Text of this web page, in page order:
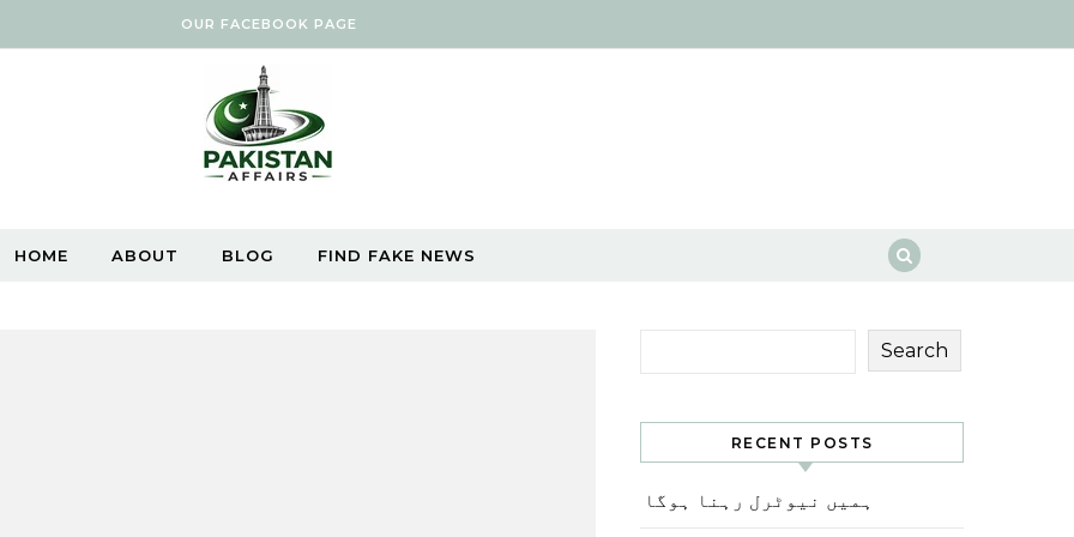
OUR FACEBOOK PAGE
HOME ABOUT BLOG FIND FAKE NEWS
Search
RECENT POSTS
ہمیں نیوٹرل رہنا ہوگا